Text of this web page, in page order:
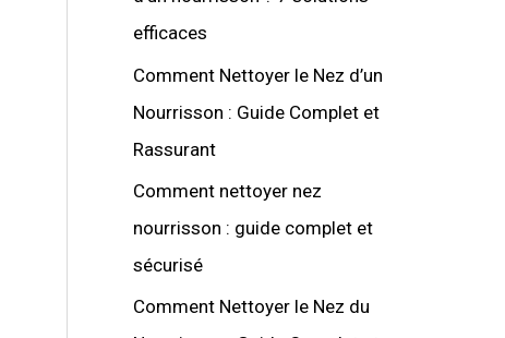
efficaces
Comment Nettoyer le Nez d’un
Nourrisson : Guide Complet et
Rassurant
Comment nettoyer nez
nourrisson : guide complet et
sécurisé
Comment Nettoyer le Nez du